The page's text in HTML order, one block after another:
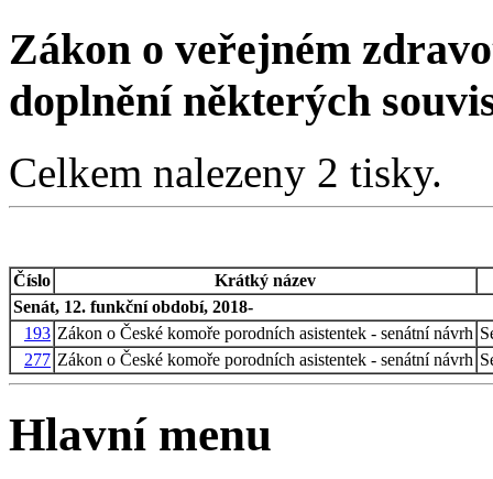
Zákon o veřejném
doplnění některých
Celkem nalezeny 2 tisky.
Číslo
Krátký název
Senát, 12. funkční období, 2018-
193 Zákon o České komoře porodních asistentek - senátní návrh
277 Zákon o České komoře porodních asistentek - senátní návrh
Hlavní menu